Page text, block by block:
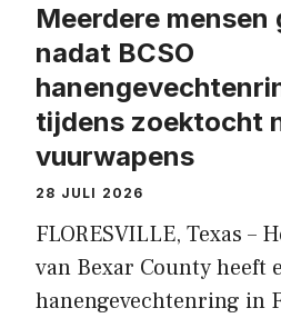
Meerdere mensen
nadat BCSO
tijdens zoektocht
vuurwapens
28 JULI 2026
FLORESVILLE, Texas –
van Bexar County heeft
hanengevechtenring in